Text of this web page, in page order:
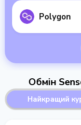
Polygon
Обмін
Найкращий